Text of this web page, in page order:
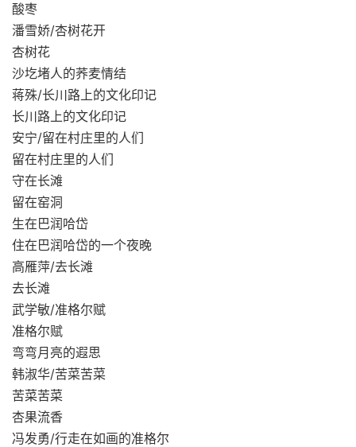
酸枣
潘雪娇/杏树花开
杏树花
沙圪堵人的荞麦情结
蒋殊/长川路上的文化印记
长川路上的文化印记
安宁/留在村庄里的人们
留在村庄里的人们
守在长滩
留在窑洞
生在巴润哈岱
住在巴润哈岱的一个夜晚
高雁萍/去长滩
去长滩
武学敏/准格尔赋
准格尔赋
弯弯月亮的遐思
韩淑华/苦菜苦菜
苦菜苦菜
杏果流香
冯发勇/行走在如画的准格尔